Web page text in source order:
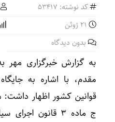
کد نوشته: 53417
بدون دیدگاه
به گزارش خبرگزاری مهر
مقدم، با اشاره به